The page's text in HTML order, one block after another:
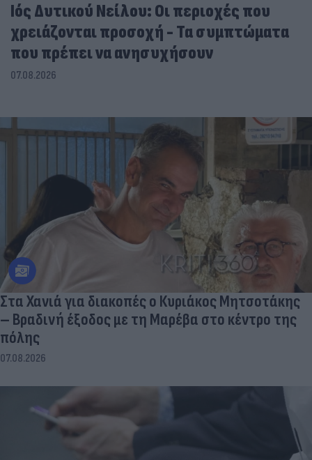
Ιός Δυτικού Νείλου: Οι περιοχές που
χρειάζονται προσοχή - Τα συμπτώματα
που πρέπει να ανησυχήσουν
07.08.2026
Στα Χανιά για διακοπές ο Κυριάκος Μητσοτάκης
– Βραδινή έξοδος με τη Μαρέβα στο κέντρο της
πόλης
07.08.2026